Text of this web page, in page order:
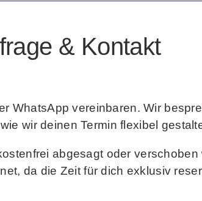
& Kontakt
WhatsApp vereinbaren. Wir
wir deinen Termin flexibel
abgesagt oder
da die Zeit für dich exklusiv